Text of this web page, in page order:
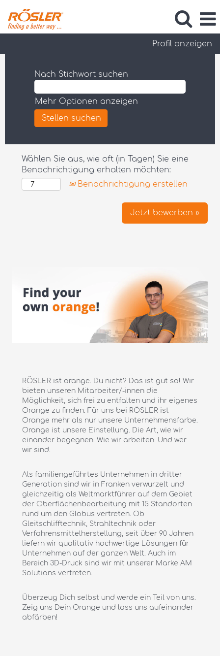
Profil anzeigen
Nach Stichwort suchen
Mehr Optionen anzeigen
Wählen Sie aus, wie oft (in Tagen) Sie eine
Benachrichtigung erhalten möchten:
Benachrichtigung erstellen
Jetzt bewerben »
RÖSLER ist orange. Du nicht? Das ist gut so! Wir
bieten unseren Mitarbeiter/-innen die
Möglichkeit, sich frei zu entfalten und ihr eigenes
Orange zu finden. Für uns bei RÖSLER ist
Orange mehr als nur unsere Unternehmensfarbe.
Orange ist unsere Einstellung. Die Art, wie wir
einander begegnen. Wie wir arbeiten. Und wer
wir sind.
Als familiengeführtes Unternehmen in dritter
Generation sind wir in Franken verwurzelt und
gleichzeitig als Weltmarktführer auf dem Gebiet
der Oberflächenbearbeitung mit 15 Standorten
rund um den Globus vertreten. Ob
Gleitschlifftechnik, Strahltechnik oder
Verfahrensmittelherstellung, seit über 90 Jahren
liefern wir qualitativ hochwertige Lösungen für
Unternehmen auf der ganzen Welt. Auch im
Bereich 3D-Druck sind wir mit unserer Marke AM
Solutions vertreten.
Überzeug Dich selbst und werde ein Teil von uns.
Zeig uns Dein Orange und lass uns aufeinander
abfärben!